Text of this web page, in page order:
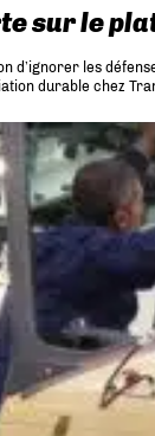
sur le
d’ignorer les
durable chez